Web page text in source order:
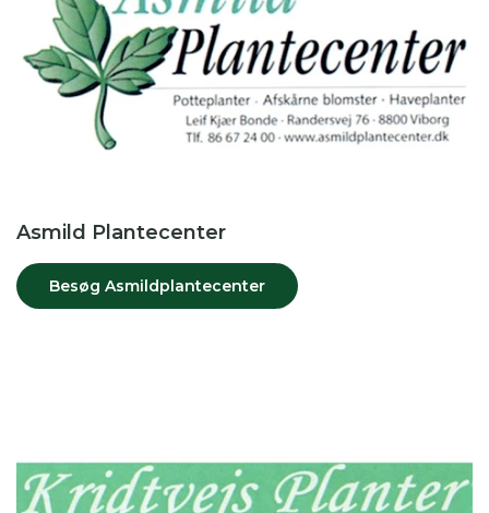
Asmild Plantecenter
Besøg Asmildplantecenter